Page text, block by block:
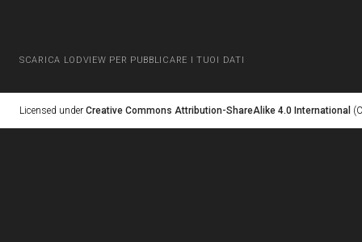
SCARICA LODVIEW PER PUBBLICARE I TUOI DATI
Licensed under Creative Commons Attribution-ShareAlike 4.0 International